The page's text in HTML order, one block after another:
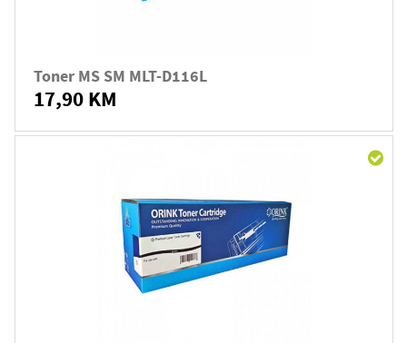
Toner MS SM MLT-D116L
17,90 KM